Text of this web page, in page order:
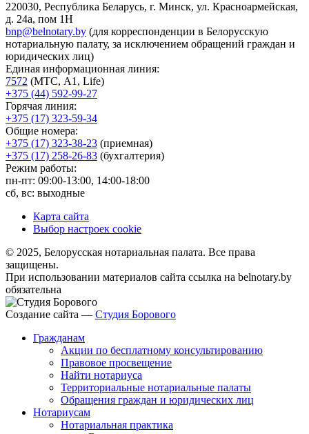
220030, Республика Беларусь, г. Минск, ул. Красноармейская,
д. 24а, пом 1Н
bnp@belnotary.by (для корреспонденции в Белорусскую
нотариальную палату, за исключением обращений граждан и
юридических лиц)
Единая информационная линия:
7572 (МТС, A1, Life)
+375 (44) 592-99-27
Горячая линия:
+375 (17) 323-59-34
Общие номера:
+375 (17) 323-38-23 (приемная)
+375 (17) 258-26-83 (бухгалтерия)
Режим работы:
пн-пт: 09:00-13:00, 14:00-18:00
сб, вс: выходные
Карта сайта
Выбор настроек cookie
© 2025, Белорусская нотариальная палата. Все права
защищены.
При использовании материалов сайта ссылка на belnotary.by
обязательна
Создание сайта — Студия Борового
Гражданам
Акции по бесплатному консультированию
Правовое просвещение
Найти нотариуса
Территориальные нотариальные палаты
Обращения граждан и юридических лиц
Нотариусам
Нотариальная практика